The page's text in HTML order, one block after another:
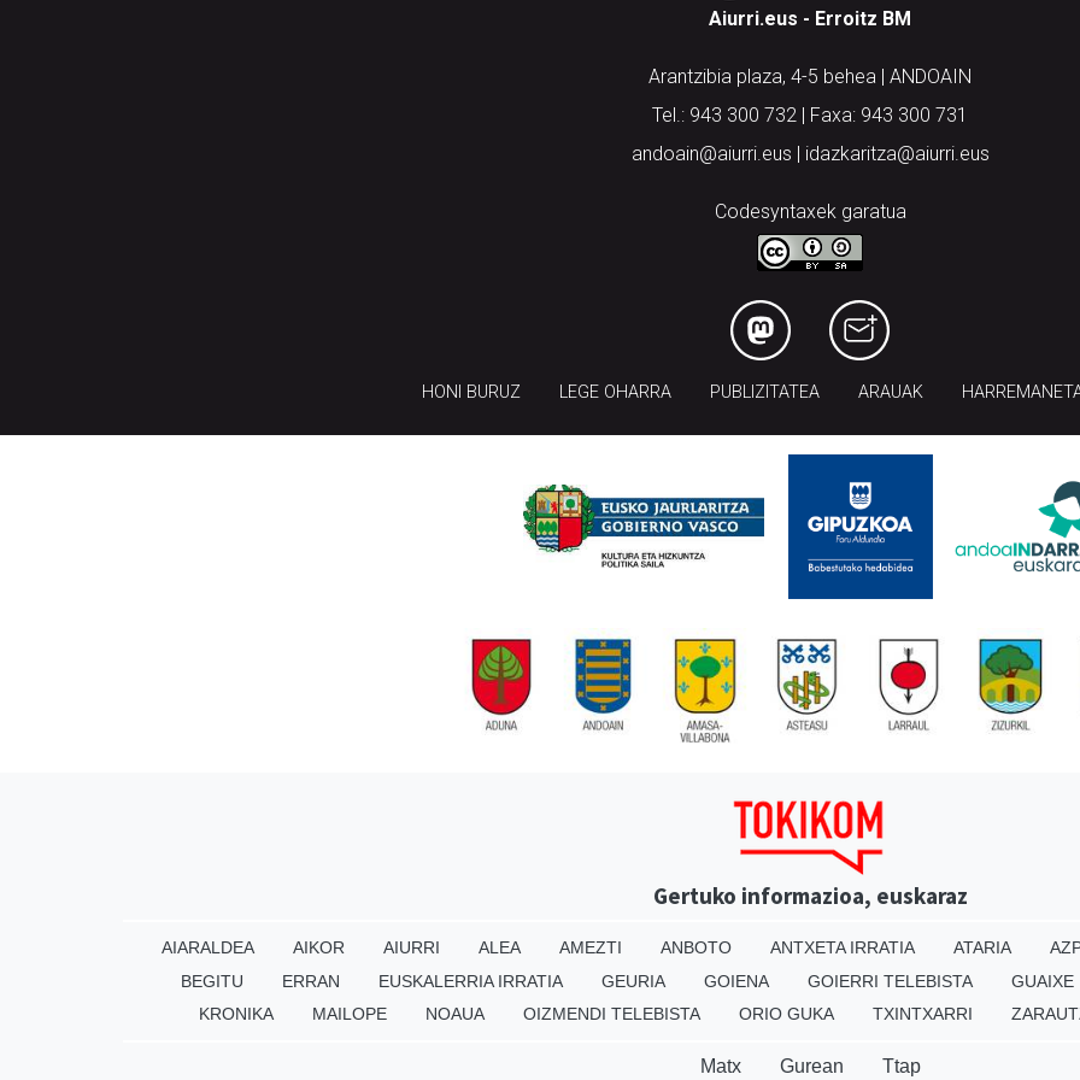
Aiurri.eus - Erroitz BM
Arantzibia plaza, 4-5 behea | ANDOAIN
Tel.: 943 300 732 | Faxa: 943 300 731
andoain@aiurri.eus | idazkaritza@aiurri.eus
Codesyntaxek garatua
HONI BURUZ LEGE OHARRA PUBLIZITATEA ARAUAK
Gertuko informazioa, euskaraz
AIARALDEA AIKOR AIURRI ALEA AMEZTI ANBOTO ANTXETA IRRATIA ATARIA
BEGITU
ERRAN EUSKALERRIA IRRATIA GEURIA GOIENA GOIERRI TELEBISTA GUAIXE
KRONIKA
MAILOPE NOAUA OIZMENDI TELEBISTA ORIO GUKA TXINTXARRI
Matx Gurean Ttap